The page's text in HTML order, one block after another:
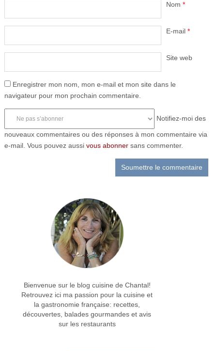
Nom *
E-mail *
Site web
Enregistrer mon nom, mon e-mail et mon site dans le
navigateur pour mon prochain commentaire.
Notifiez-moi des
nouveaux commentaires ou des réponses à mon commentaire via
e-mail. Vous pouvez aussi vous abonnersans commenter.
Bienvenue sur le blog cuisine de Chantal!
Retrouvez ici ma passion pour la cuisine et
la gastronomie française: recettes,
découvertes, balades gourmandes et avis
sur les restaurants